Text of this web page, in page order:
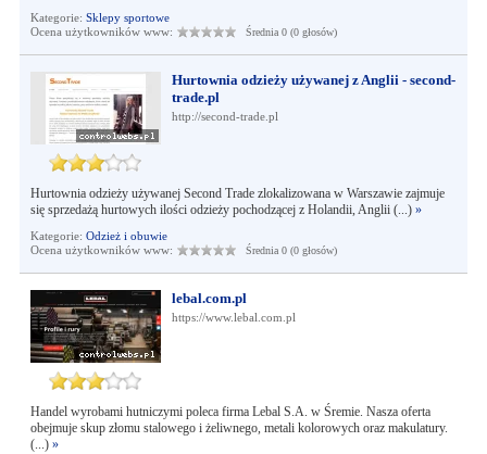
Kategorie: Sklepy sportowe
Ocena użytkowników www:
Średnia 0 (0 głosów)
Hurtownia odzieży używanej z Anglii - second-
trade.pl
http://second-trade.pl
Hurtownia odzieży używanej Second Trade zlokalizowana w Warszawie zajmuje
się sprzedażą hurtowych ilości odzieży pochodzącej z Holandii, Anglii (...) »
Kategorie: Odzież i obuwie
Ocena użytkowników www:
Średnia 0 (0 głosów)
lebal.com.pl
https://www.lebal.com.pl
Handel wyrobami hutniczymi poleca firma Lebal S.A. w Śremie. Nasza oferta
obejmuje skup złomu stalowego i żeliwnego, metali kolorowych oraz makulatury.
(...) »